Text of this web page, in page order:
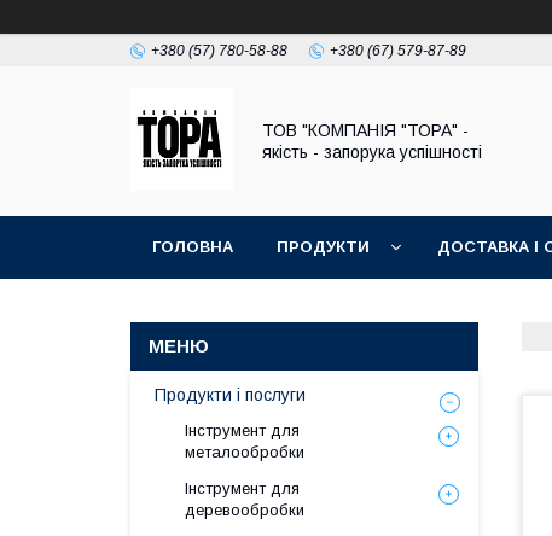
+380 (57) 780-58-88 +380 (67) 579-87-89
ТОВ "КОМПАНІЯ "ТОРА" -
якість - запорука успішності
ГОЛОВНА ПРОДУКТИ ДОСТАВКА І
Продукти і послуги
Інструмент для
металообробки
Інструмент для
деревообробки